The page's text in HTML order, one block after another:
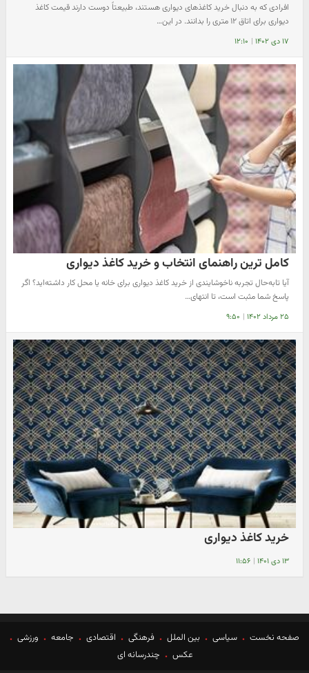
افرادی که به دنبال خرید کاغذهای دیواری هستند، طبیعتاً دوست دارند قیمت کاغذ
دیواری برای اتاق ۱۲ متری را بدانند. در این…
۱۷ دی ۱۴۰۲ | ۱۲:۱۰
کامل ترین راهنمای انتخاب و خرید کاغذ دیواری
آیا تابه‌حال تجربه ناخوشایندی از خرید کاغذ دیواری برای خانه یا محل کار داشته‌اید؟ اگر
پاسخ شما مثبت است، تا انتهای…
۲۵ مرداد ۱۴۰۲ | ۹:۵۰
خرید کاغذ دیواری
۱۳ دی ۱۴۰۱ | ۱۱:۵۶
صفحه نخست سیاسی بین الملل فرهنگی اقتصادی جامعه
ورزشی
عکس
چندرسانه ای